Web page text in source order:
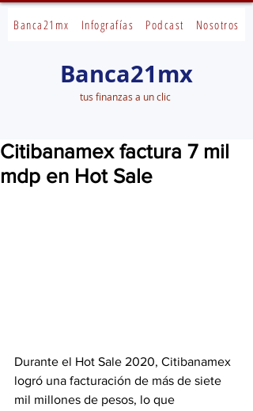
Banca21mx Infografías Podcast Nosotros
Banca21mx
tus finanzas a un clic
Citibanamex factura 7 mil
mdp en Hot Sale
Durante el Hot Sale 2020, Citibanamex
logró una facturación de más de siete
mil millones de pesos, lo que